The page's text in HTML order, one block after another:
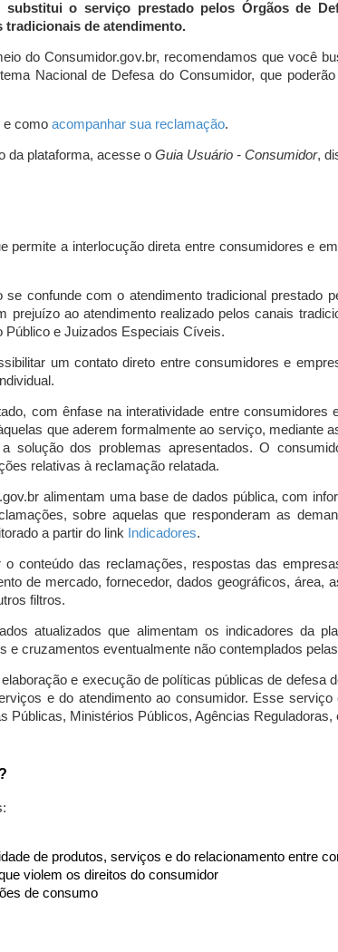
o serviço prestado pelos Órgãos de
tradicionais de atendimento.
do Consumidor.gov.br, recomendamos que você
Nacional de Defesa do Consumidor, que
e como acompanhar sua reclamação.
da plataforma, acesse o Guia Usuário - Consumidor,
permite a interlocução direta entre consumidores e
confunde com o atendimento tradicional prestado
ao atendimento realizado pelos canais
Público e Juizados Especiais Cíveis.
um contato direto entre consumidores e
com ênfase na interatividade entre
que aderem formalmente ao serviço, mediante
dos problemas apresentados. O
relativas à reclamação relatada.
alimentam uma base de dados pública, com
sobre aquelas que responderam as
a partir do link
Indicadores.
conteúdo das reclamações, respostas das
de mercado, fornecedor, dados geográficos, área,
filtros.
atualizados que alimentam os indicadores da
e cruzamentos eventualmente não contemplados
e execução de políticas públicas de defesa
e do atendimento ao consumidor. Esse
Públicas, Ministérios Públicos, Agências
de produtos, serviços e do relacionamento entre
violem os direitos do consumidor
de consumo